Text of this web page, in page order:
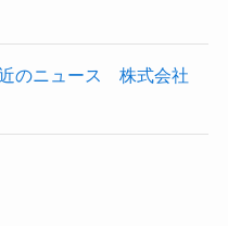
近のニュース 株式会社